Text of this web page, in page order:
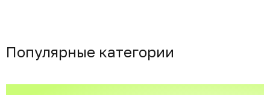
Популярные категории